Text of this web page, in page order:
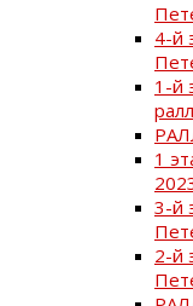
4-й
1-й
1
3-й
2-й